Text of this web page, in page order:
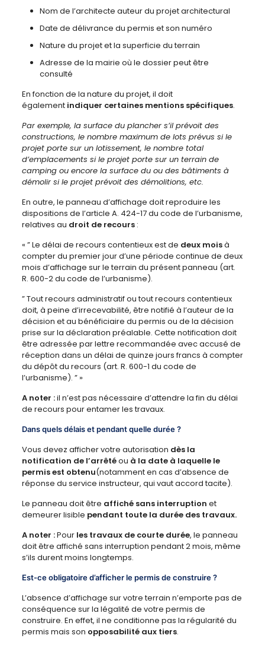
Nom de l’architecte auteur du projet architectural
Date de délivrance du permis et son numéro
Nature du projet et la superficie du terrain
Adresse de la mairie où le dossier peut être
consulté
En fonction de la nature du projet, il doit
également indiquer certaines mentions spécifiques.
Par exemple, la surface du plancher s’il prévoit des
constructions, le nombre maximum de lots prévus si le
projet porte sur un lotissement, le nombre total
d’emplacements si le projet porte sur un terrain de
camping ou encore la surface du ou des bâtiments à
démolir si le projet prévoit des démolitions, etc.
En outre, le panneau d’affichage doit reproduire les
dispositions de l’article A. 424-17 du code de l’urbanisme,
relatives au droit de recours:
« ” Le délai de recours contentieux est de deux moisà
compter du premier jour d’une période continue de deux
mois d’affichage sur le terrain du présent panneau (art.
R. 600-2 du code de l’urbanisme).
” Tout recours administratif ou tout recours contentieux
doit, à peine d’irrecevabilité, être notifié à l’auteur de la
décision et au bénéficiaire du permis ou de la décision
prise sur la déclaration préalable. Cette notification doit
être adressée par lettre recommandée avec accusé de
réception dans un délai de quinze jours francs à compter
du dépôt du recours (art. R. 600-1 du code de
l’urbanisme). ” »
A noter :il n’est pas nécessaire d’attendre la fin du délai
de recours pour entamer les travaux.
Dans quels délais et pendant quelle durée ?
Vous devez afficher votre autorisation dès la
notification de l’arrêtéou à la date à laquelle le
permis est obtenu(notamment en cas d’absence de
réponse du service instructeur, qui vaut accord tacite).
Le panneau doit être affiché sans interruption et
demeurer lisible pendant toute la durée des travaux.
A noter :Pour les travaux de courte durée, le panneau
doit être affiché sans interruption pendant 2 mois, même
s’ils durent moins longtemps.
Est-ce obligatoire d’afficher le permis de construire ?
L’absence d’affichage sur votre terrain n’emporte pas de
conséquence sur la légalité de votre permis de
construire. En effet, il ne conditionne pas la régularité du
permis mais son opposabilité aux tiers.